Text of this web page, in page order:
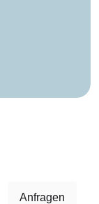
Anfragen